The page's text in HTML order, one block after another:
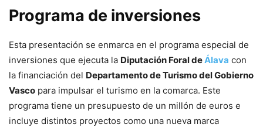
Programa de inversiones
Esta presentación se enmarca en el programa especial de
inversiones que ejecuta la Diputación Foral deÁlava con
la financiación del Departamento de Turismo del Gobierno
Vasco para impulsar el turismo en la comarca. Este
programa tiene un presupuesto de un millón de euros e
incluye distintos proyectos como una nueva marca